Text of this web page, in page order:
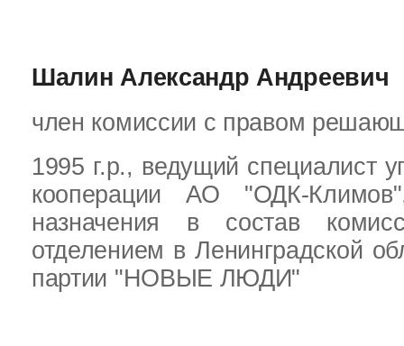
Шалин Александр Андреевич
член комиссии с правом
1995 г.р., ведущий специалист
кооперации АО "ОДК-
назначения в состав
отделением в Ленинградской
партии "НОВЫЕ ЛЮДИ"